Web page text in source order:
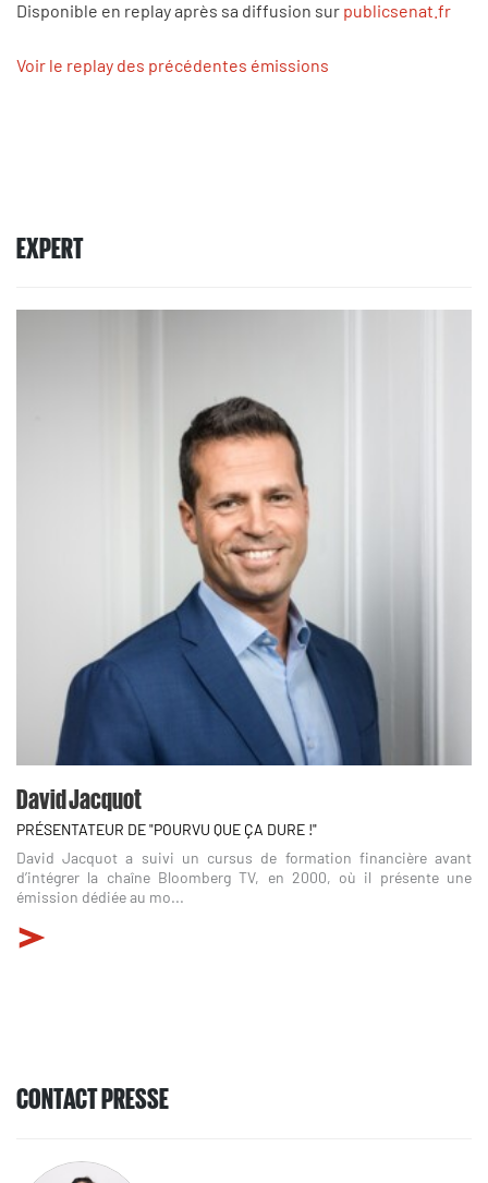
Disponible en replay après sa diffusion sur publicsenat.fr
Voir le replay des précédentes émissions
EXPERT
David Jacquot
PRÉSENTATEUR DE "POURVU QUE ÇA DURE !"
David Jacquot a suivi un cursus de formation financière avant
d’intégrer la chaîne Bloomberg TV, en 2000, où il présente une
émission dédiée au mo...
CONTACT PRESSE